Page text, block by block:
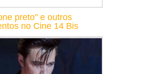
preto" e outros
no Cine 14 Bis